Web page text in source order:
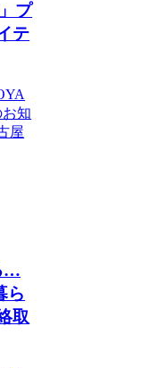
プ
テ
知
屋
…
ら
取